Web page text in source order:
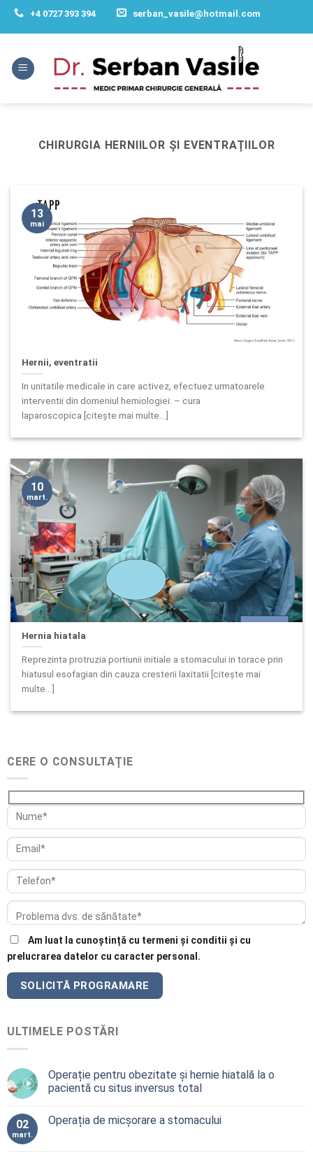
Skip
+4 0727 393 394 serban_vasile@hotmail.com
CHIRURGIA HERNIILOR ȘI EVENTRAȚIILOR
Hernii, eventratii
In unitatile medicale in care activez, efectuez urmatoarele
interventii din domeniul herniologiei: – cura
laparoscopica [citește mai multe...]
13
mai
Hernia hiatala
Reprezinta protruzia portiunii initiale a stomacului in torace prin
hiatusul esofagian din cauza cresterii laxitatii [citește mai
multe...]
10
mart.
CERE O CONSULTAȚIE
Am luat la cunoștință cu termeni și conditii și cu
prelucrarea datelor cu caracter personal.
ULTIMELE POSTĂRI
Operație pentru obezitate și hernie hiatală la o
pacientă cu situs inversus total
02
mart.
Operația de micșorare a stomacului